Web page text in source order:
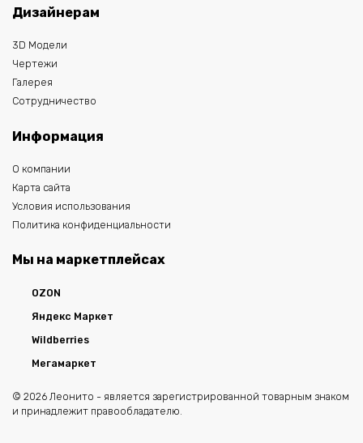
Дизайнерам
3D Модели
Чертежи
Галерея
Сотрудничество
Информация
О компании
Карта сайта
Условия использования
Политика конфиденциальности
Мы на маркетплейсах
OZON
Яндекс Маркет
Wildberries
Мегамаркет
© 2026 Леонито - является зарегистрированной товарным знаком
и принадлежит правообладателю.